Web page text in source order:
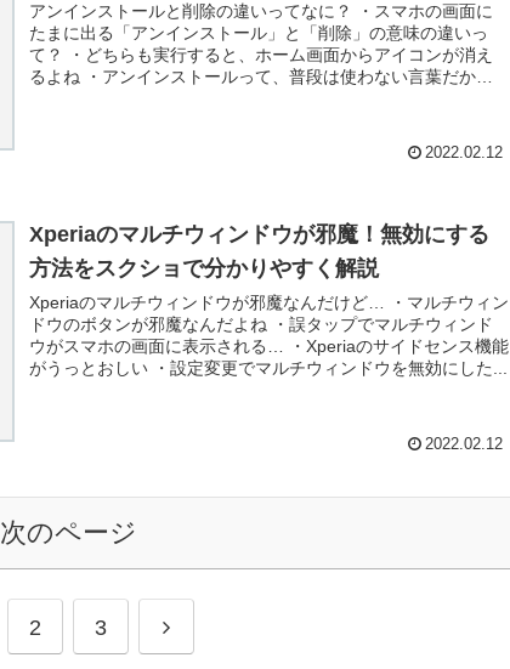
アンインストールと削除の違いってなに？ ・スマホの画面に
たまに出る「アンインストール」と「削除」の意味の違いっ
て？ ・どちらも実行すると、ホーム画面からアイコンが消え
るよね ・アンインストールって、普段は使わない言葉だから
2022.02.12
Xperiaのマルチウィンドウが邪魔！無効にする
方法をスクショで分かりやすく解説
Xperiaのマルチウィンドウが邪魔なんだけど… ・マルチウィン
ドウのボタンが邪魔なんだよね ・誤タップでマルチウィンド
ウがスマホの画面に表示される… ・Xperiaのサイドセンス機能
がうっとおしい ・設定変更でマルチウィンドウを無効にした...
2022.02.12
次のページ
2 3 次